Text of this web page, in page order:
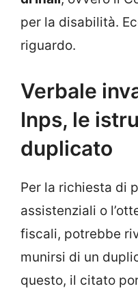
per la disabilità.
riguardo.
Verbale
Inps, le
duplicato
Per la richiesta di
assistenziali o
fiscali, potrebbe
munirsi di un
questo, il citato